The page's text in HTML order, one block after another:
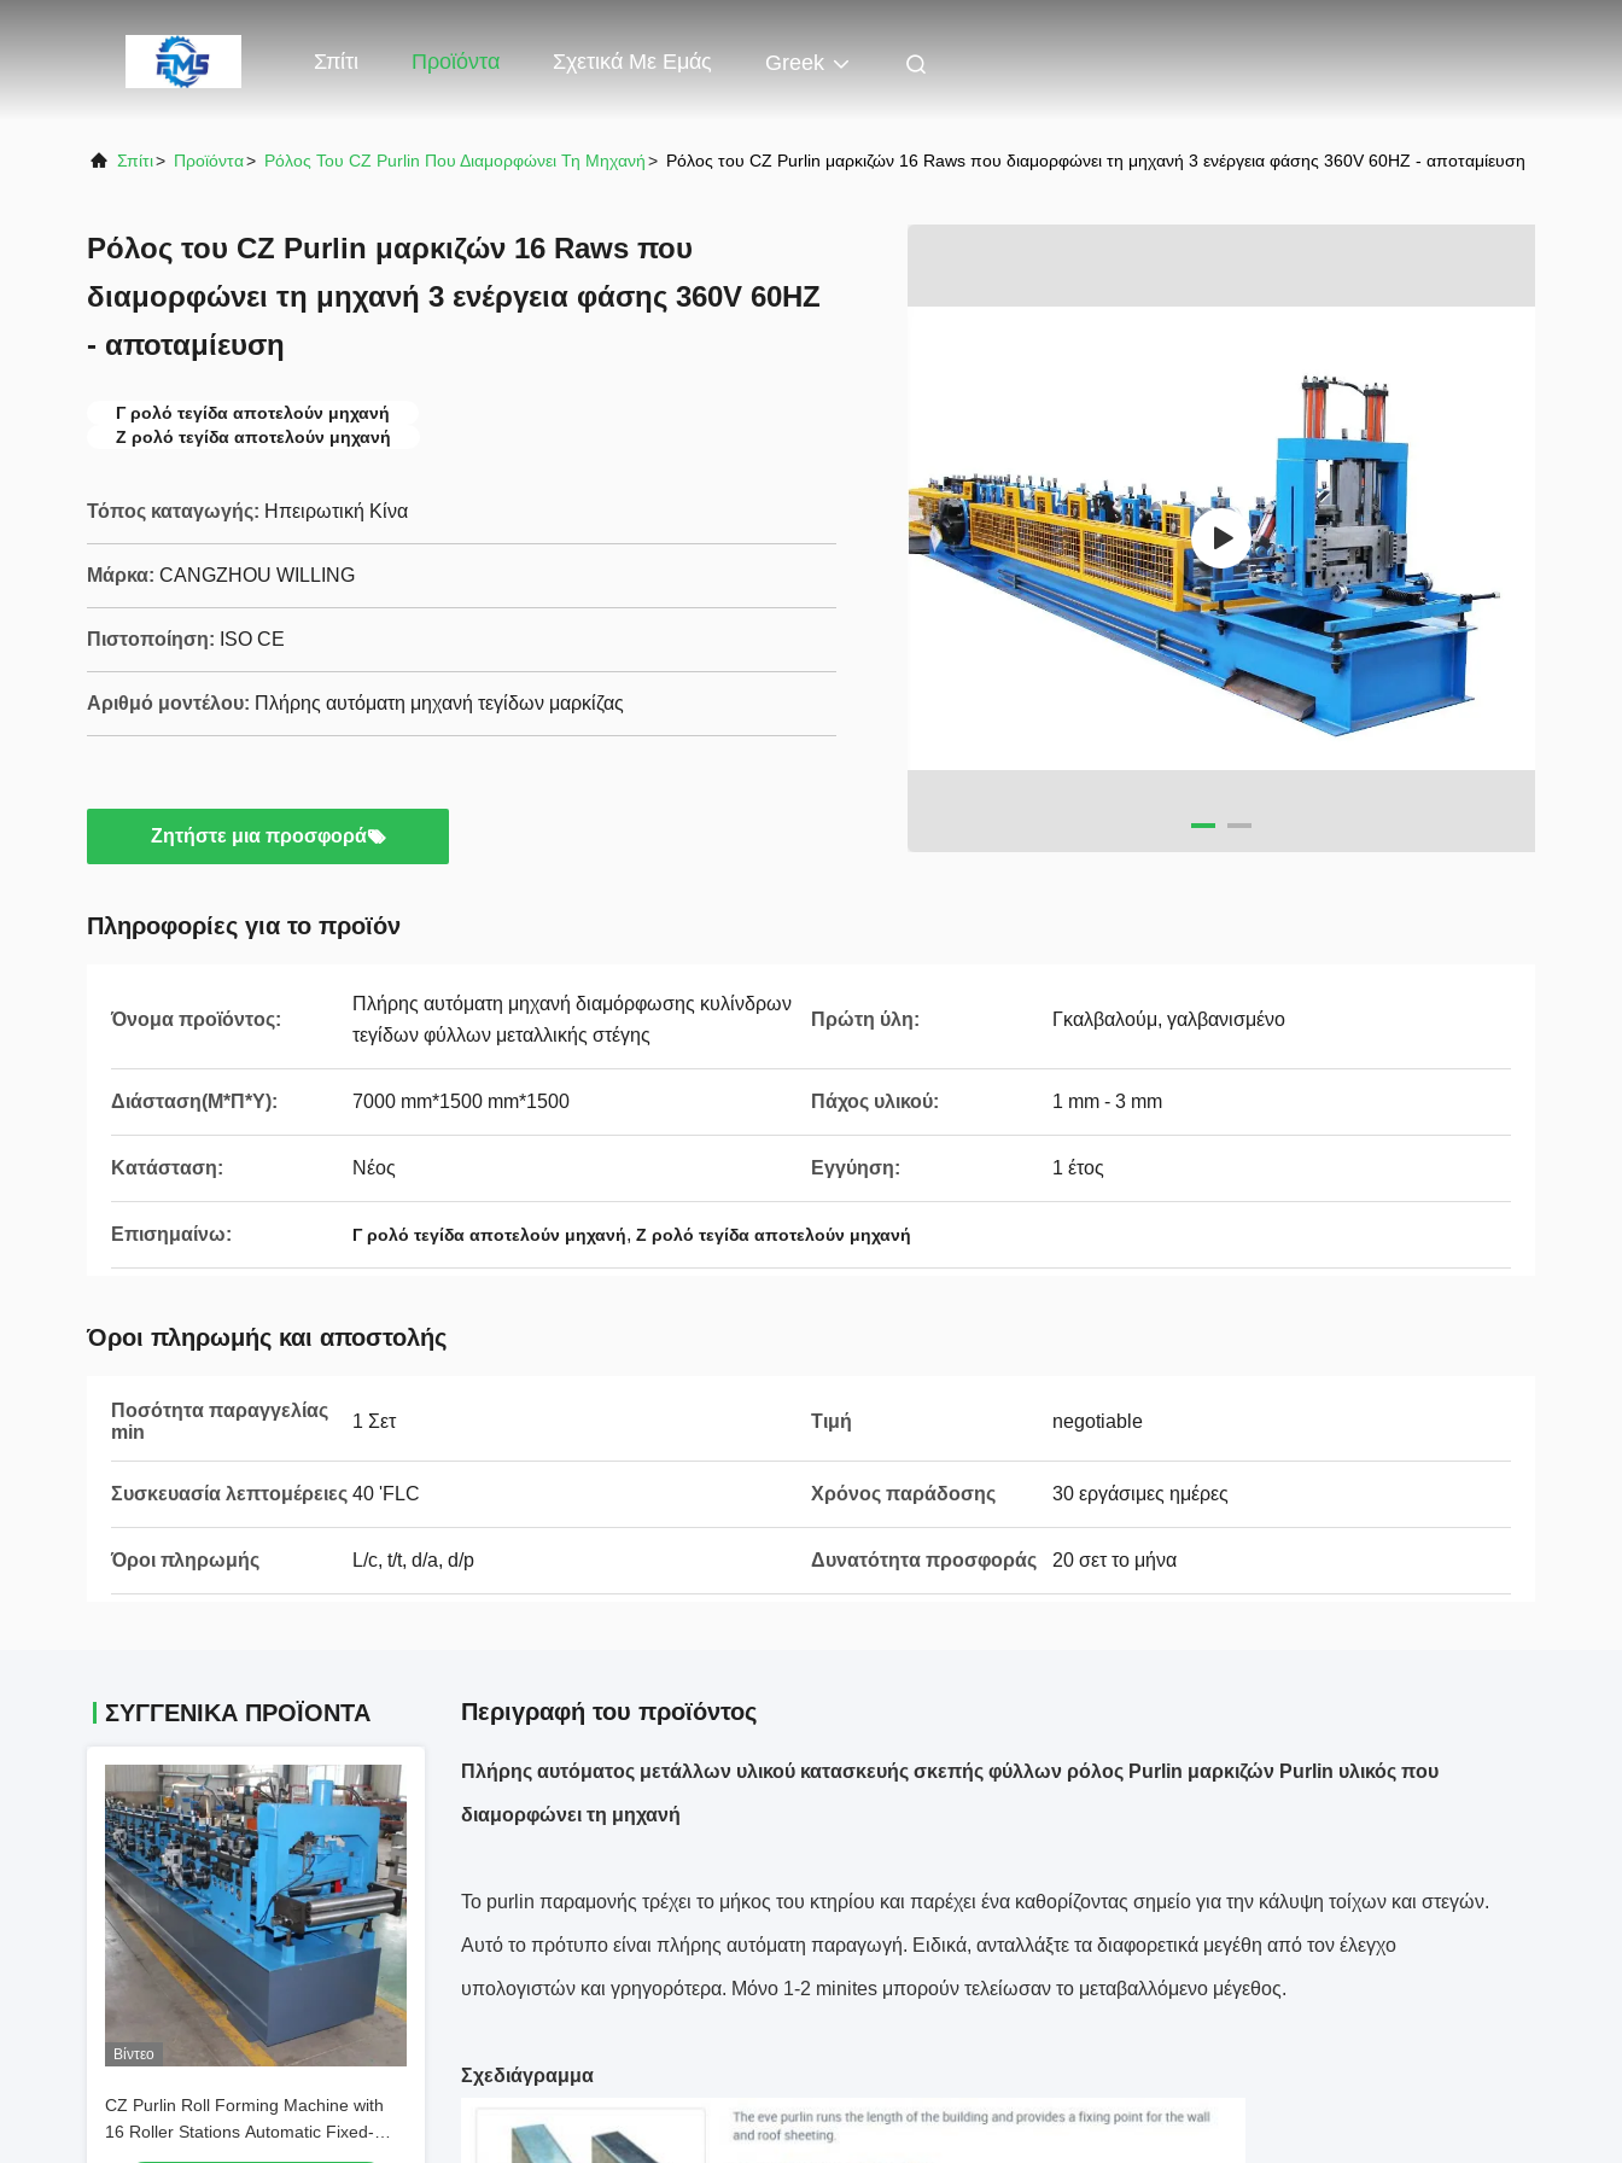
Σπίτι Προϊόντα Σχετικά Με Εμάς Greek
Σπίτι> Προϊόντα> Ρόλος Του CZ Purlin Που Διαμορφώνει Τη Μηχανή> Ρόλος του CZ Purlin μαρκιζών 16 Raws που διαμορφώνει τη μηχανή 3 ενέργεια φάσης 360V 60HZ - αποταμίευση
Ρόλος του CZ Purlin μαρκιζών 16 Raws που
διαμορφώνει τη μηχανή 3 ενέργεια φάσης 360V 60HZ
- αποταμίευση
Γ ρολό τεγίδα αποτελούν μηχανή
Z ρολό τεγίδα αποτελούν μηχανή
Τόπος καταγωγής: Ηπειρωτική Κίνα
Μάρκα: CANGZHOU WILLING
Πιστοποίηση: ISO CE
Αριθμό μοντέλου: Πλήρης αυτόματη μηχανή τεγίδων μαρκίζας
Ζητήστε μια προσφορά
Πληροφορίες για το προϊόν
Όνομα προϊόντος:
Πλήρης αυτόματη μηχανή διαμόρφωσης κυλίνδρων
τεγίδων φύλλων μεταλλικής στέγης
Πρώτη ύλη: Γκαλβαλούμ, γαλβανισμένο
Διάσταση(Μ*Π*Υ): 7000 mm*1500 mm*1500 Πάχος υλικού: 1 mm - 3 mm
Κατάσταση: Νέος Εγγύηση: 1 έτος
Επισημαίνω: Γ ρολό τεγίδα αποτελούν μηχανή, Z ρολό τεγίδα αποτελούν μηχανή
Όροι πληρωμής και αποστολής
Ποσότητα παραγγελίας
min
1 Σετ Τιμή negotiable
Συσκευασία λεπτομέρειες 40 'FLC Χρόνος παράδοσης 30 εργάσιμες ημέρες
Όροι πληρωμής L/c, t/t, d/a, d/p Δυνατότητα προσφοράς 20 σετ το μήνα
ΣΥΓΓΕΝΙΚΆ ΠΡΟΪΌΝΤΑ
Βίντεο
CZ Purlin Roll Forming Machine with
16 Roller Stations Automatic Fixed-
Length Cutting and Hydraulic Station
Περιγραφή του προϊόντος
Πλήρης αυτόματος μετάλλων υλικού κατασκευής σκεπής φύλλων ρόλος Purlin μαρκιζών Purlin υλικός που
διαμορφώνει τη μηχανή
Το purlin παραμονής τρέχει το μήκος του κτηρίου και παρέχει ένα καθορίζοντας σημείο για την κάλυψη τοίχων και στεγών.
Αυτό το πρότυπο είναι πλήρης αυτόματη παραγωγή. Ειδικά, ανταλλάξτε τα διαφορετικά μεγέθη από τον έλεγχο
υπολογιστών και γρηγορότερα. Μόνο 1-2 minites μπορούν τελείωσαν το μεταβαλλόμενο μέγεθος.
Σχεδιάγραμμα